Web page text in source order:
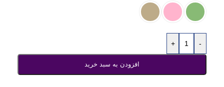
-
+
افزودن به سبد خرید